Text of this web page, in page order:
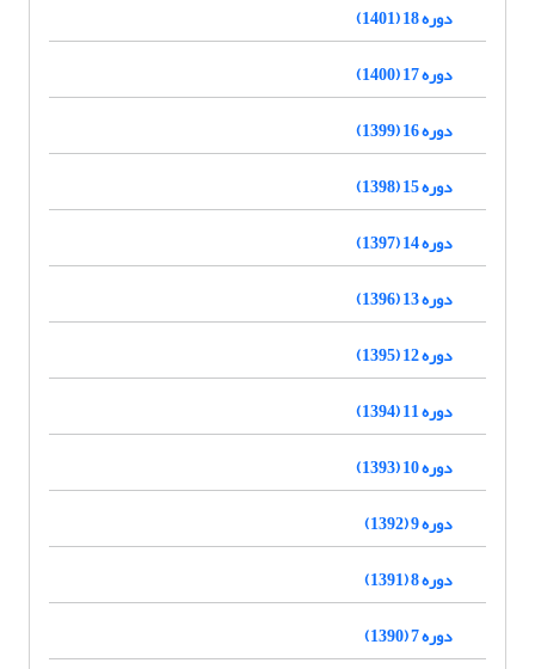
دوره 18 (1401)
دوره 17 (1400)
دوره 16 (1399)
دوره 15 (1398)
دوره 14 (1397)
دوره 13 (1396)
دوره 12 (1395)
دوره 11 (1394)
دوره 10 (1393)
دوره 9 (1392)
دوره 8 (1391)
دوره 7 (1390)